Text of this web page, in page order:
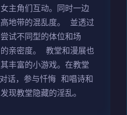
主角们互动。同时一边
地带的混乱度。 並透过
试不同型的体位和场
亲密度。 教堂和漫展也
丰富的小游戏。在教堂
话，参与忏悔 和唱诗和
现教堂隐藏的淫乱。